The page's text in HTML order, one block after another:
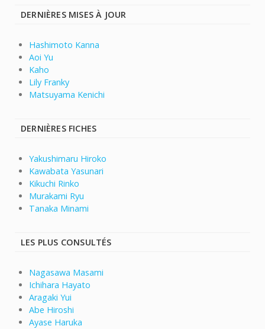
DERNIÈRES MISES À JOUR
Hashimoto Kanna
Aoi Yu
Kaho
Lily Franky
Matsuyama Kenichi
DERNIÈRES FICHES
Yakushimaru Hiroko
Kawabata Yasunari
Kikuchi Rinko
Murakami Ryu
Tanaka Minami
LES PLUS CONSULTÉS
Nagasawa Masami
Ichihara Hayato
Aragaki Yui
Abe Hiroshi
Ayase Haruka